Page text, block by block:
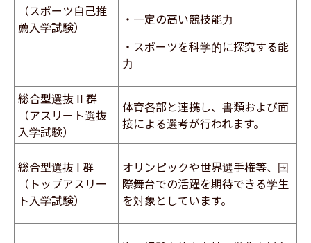
（スポーツ自己推
薦入学試験）
・一定の高い競技能力
・スポーツを科学的に探究する能
力
総合型選抜 II 群
（アスリート選抜
入学試験）
体育各部と連携し、書類および面
接による選考が行われます。
総合型選抜 I 群
（トップアスリー
ト入学試験）
オリンピックや世界選手権等、国
際舞台での活躍を期待できる学生
を対象としています。